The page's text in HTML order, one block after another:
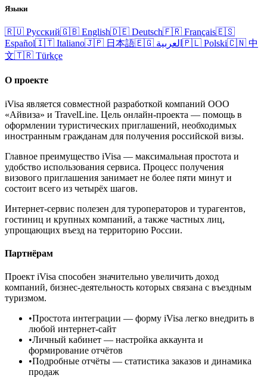
Языки
🇷🇺 Русский🇬🇧 English🇩🇪 Deutsch🇫🇷 Français🇪🇸
Español🇮🇹 Italiano🇯🇵 日本語🇪🇬 العربية 🇵🇱 Polski🇨🇳 中
文🇹🇷 Türkçe
О проекте
iVisa является совместной разработкой компаний ООО
«Айвиза» и TravelLine. Цель онлайн-проекта — помощь в
оформлении туристических приглашений, необходимых
иностранным гражданам для получения российской визы.
Главное преимущество iVisa — максимальная простота и
удобство использования сервиса. Процесс получения
визового приглашения занимает не более пяти минут и
состоит всего из четырёх шагов.
Интернет-сервис полезен для туроператоров и турагентов,
гостиниц и крупных компаний, а также частных лиц,
упрощающих въезд на территорию России.
Партнёрам
Проект iVisa способен значительно увеличить доход
компаний, бизнес-деятельность которых связана с въездным
туризмом.
•Простота интеграции — форму iVisa легко внедрить в
любой интернет-сайт
•Личный кабинет — настройка аккаунта и
формирование отчётов
•Подробные отчёты — статистика заказов и динамика
продаж